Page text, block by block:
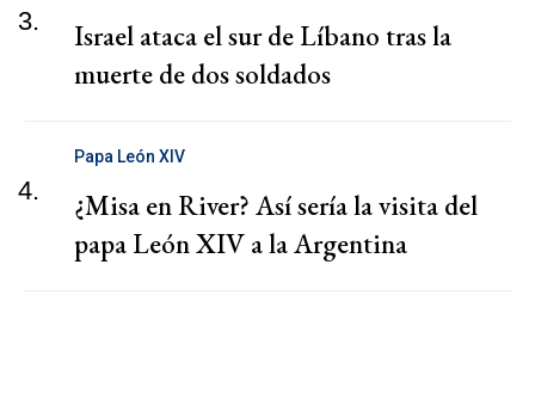
3.
Israel ataca el sur de Líbano tras la
muerte de dos soldados
4.
Papa León XIV
¿Misa en River? Así sería la visita del
papa León XIV a la Argentina